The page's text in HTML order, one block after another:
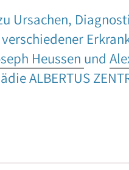
Ursachen,
Heussen und
ALBERTUS